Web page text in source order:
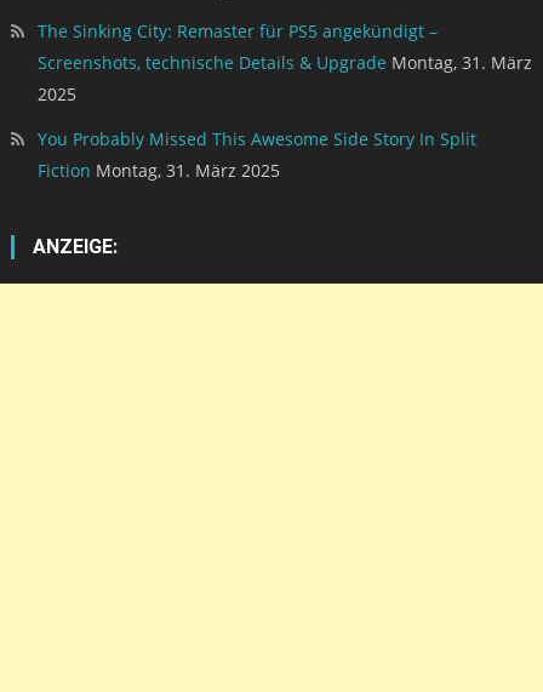
The Sinking City: Remaster für PS5 angekündigt –
Screenshots, technische Details & Upgrade Montag, 31. März
2025
You Probably Missed This Awesome Side Story In Split
Fiction Montag, 31. März 2025
ANZEIGE: